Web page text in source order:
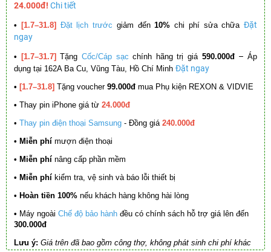
24.000đ! Chi tiết
• [1.7–31.8] Đặt lịch trước giảm đến10% chi phí sửa chữa Đặt
ngay
• [1.7–31.7] Tặng Cốc/Cáp sạc chính hãng trị giá 590.000đ –Áp
dụng tại 162A Ba Cu, Vũng Tàu, Hồ Chí Minh Đặt ngay
• [1.7–31.8] Tặng voucher 99.000đ mua Phụ kiện REXON & VIDVIE
• Thay pin iPhone giá từ 24.000đ
• Thay pin điện thoại Samsung - Đồng giá 240.000đ
• Miễn phí mượn điện thoại
• Miễn phí nâng cấp phần mềm
• Miễn phí kiểm tra, vệ sinh và báo lỗi thiết bị
• Hoàn tiền 100% nếu khách hàng không hài lòng
• Máy ngoài Chế độ bảo hành đều có chính sách hỗ trợ giá lên đến
300.000đ
Lưu ý: Giá trên đã bao gồm công thợ, không phát sinh chi phí khác